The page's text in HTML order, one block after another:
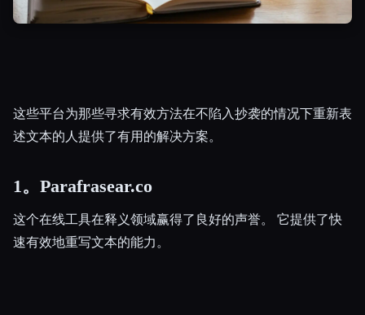
Esc
这些平台为那些寻求有效方法在不陷入抄袭的情况下重新表
述文本的人提供了有用的解决方案。
1。Parafrasear.co
这个在线工具在释义领域赢得了良好的声誉。 它提供了快
速有效地重写文本的能力。